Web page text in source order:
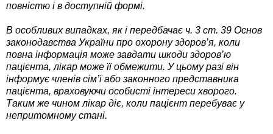
повністю і в доступній формі.
В особливих випадках, як і передбачає ч. 3 ст. 39 Основ
законодавства України про охорону здоров’я, коли
повна інформація може завдати шкоди здоров’ю
пацієнта, лікар може її обмежити. У цьому разі він
інформує членів сім’ї або законного представника
пацієнта, враховуючи особисті інтереси хворого.
Таким же чином лікар діє, коли пацієнт перебуває у
непритомному стані.